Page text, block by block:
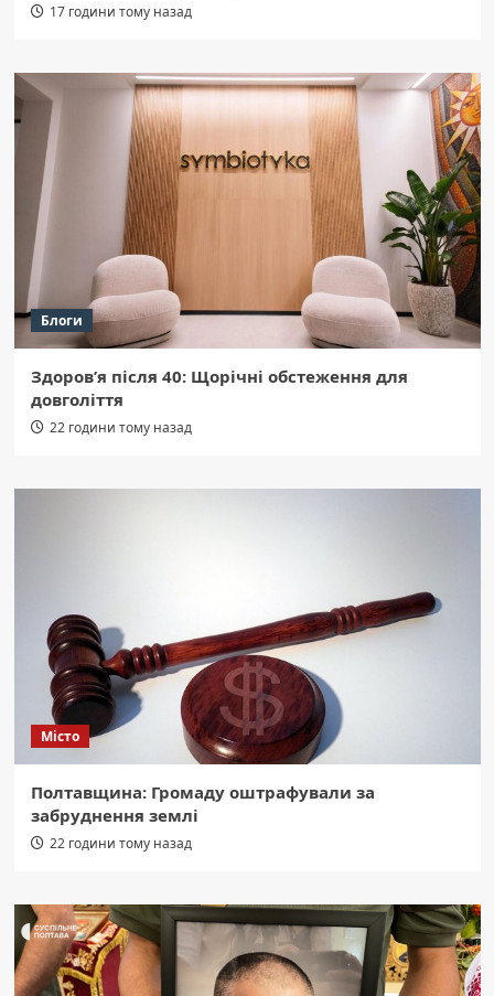
17 години тому назад
Блоги
Здоров’я після 40: Щорічні обстеження для
довголіття
22 години тому назад
Місто
Полтавщина: Громаду оштрафували за
забруднення землі
22 години тому назад